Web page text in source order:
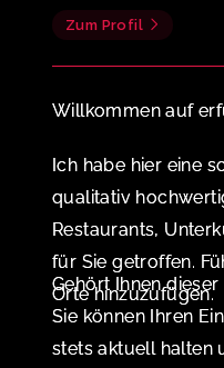
Zum Profil
Willkommen auf
Ich habe hier eine
qualitativ
Restaurants,
für Sie getroffen.
Orte hinzuzufügen.
Gehört Ihnen
Sie können Ihren
stets aktuell halten